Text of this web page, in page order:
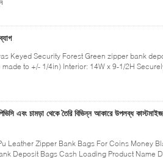
Keyed Security Forest Green zipper bank
made to +/- 1/4in) Interior: 14W x 9-1/2H
এবং চামড়া থেকে তৈরি বিভিন্ন আকারে উপলব্ধ
Leather Zipper Bank Bags For Coins Money
Deposit Bags Cash Loading Product Name